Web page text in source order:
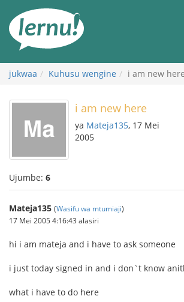
maudhui
jukwaa Kuhusu wengine i am new here
i am new here
ya Mateja135, 17 Mei
2005
Ujumbe: 6
Mateja135 (Wasifu wa mtumiaji)
17 Mei 2005 4:16:43 alasiri
hi i am mateja and i have to ask someone
i just today signed in and i don`t know
what i have to do here